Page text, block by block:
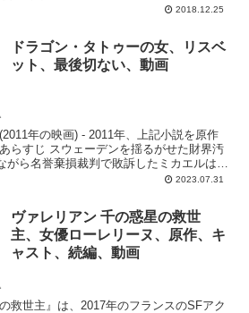
2018.12.25
ドラゴン・タトゥーの女、リスベ
ット、最後切ない、動画
年の映画) - 2011年、上記小説を原作
らすじ スウェーデンを揺るがせた財界汚
がら名誉棄損裁判で敗訴したミカエルは意
2023.07.31
ヴァレリアン 千の惑星の救世
主、女優ローレリーヌ、原作、キ
ャスト、続編、動画
救世主』は、2017年のフランスのSFアク